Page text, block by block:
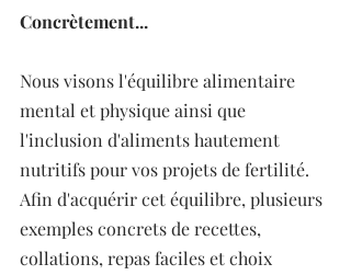
Concrètement...
Nous visons l'équilibre alimentaire
mental et physique ainsi que
l'inclusion d'aliments hautement
nutritifs pour vos projets de fertilité.
Afin d'acquérir cet équilibre, plusieurs
exemples concrets de recettes,
collations, repas faciles et choix